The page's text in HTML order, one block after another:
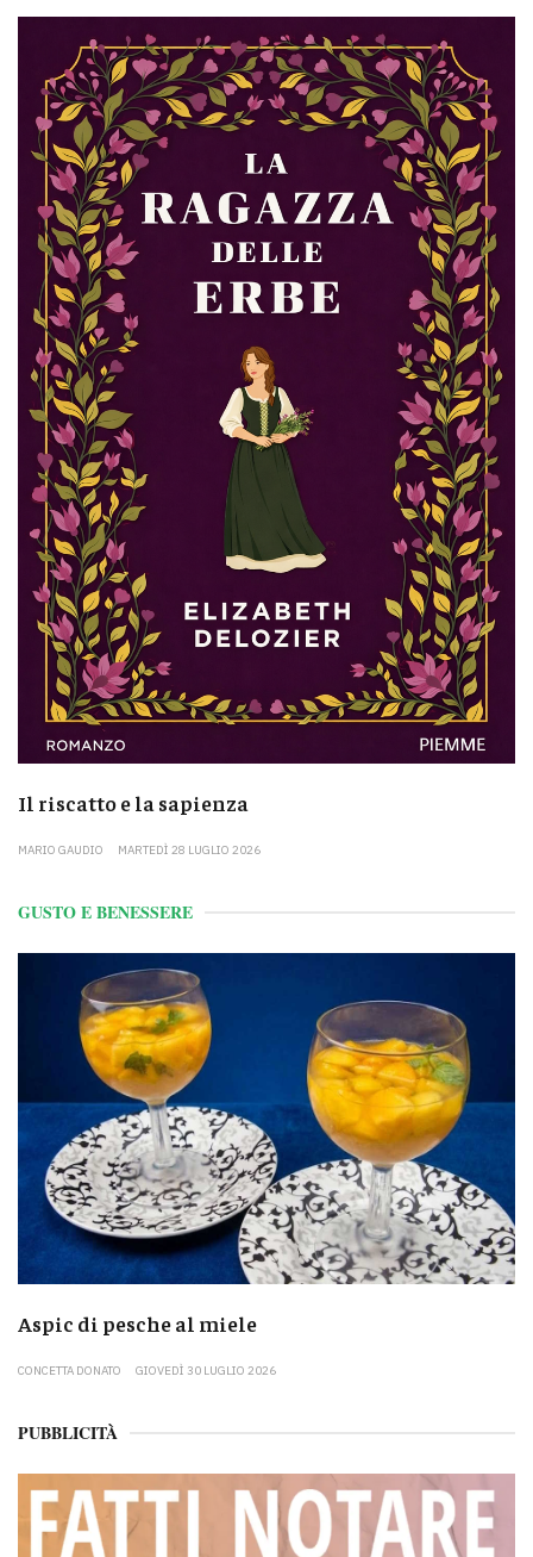
Il riscatto e la sapienza
MARIO GAUDIO MARTEDÌ 28 LUGLIO 2026
GUSTO E BENESSERE
Aspic di pesche al miele
CONCETTA DONATO GIOVEDÌ 30 LUGLIO 2026
PUBBLICITÀ